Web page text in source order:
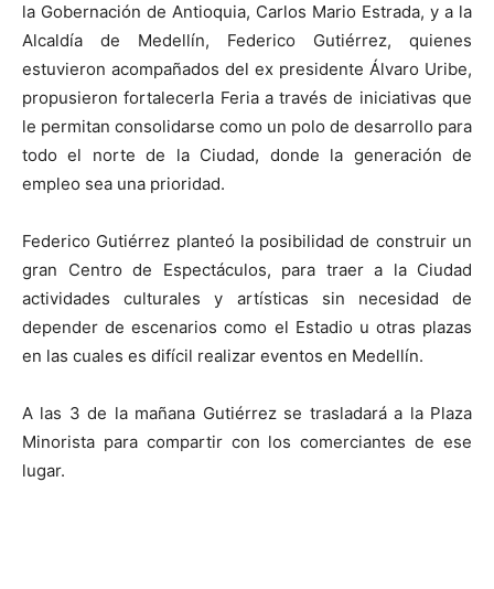
la Gobernación de Antioquia, Carlos Mario Estrada, y a la
Alcaldía de Medellín, Federico Gutiérrez, quienes
estuvieron acompañados del ex presidente Álvaro Uribe,
propusieron fortalecerla Feria a través de iniciativas que
le permitan consolidarse como un polo de desarrollo para
todo el norte de la Ciudad, donde la generación de
empleo sea una prioridad.
Federico Gutiérrez planteó la posibilidad de construir un
gran Centro de Espectáculos, para traer a la Ciudad
actividades culturales y artísticas sin necesidad de
depender de escenarios como el Estadio u otras plazas
en las cuales es difícil realizar eventos en Medellín.
A las 3 de la mañana Gutiérrez se trasladará a la Plaza
Minorista para compartir con los comerciantes de ese
lugar.